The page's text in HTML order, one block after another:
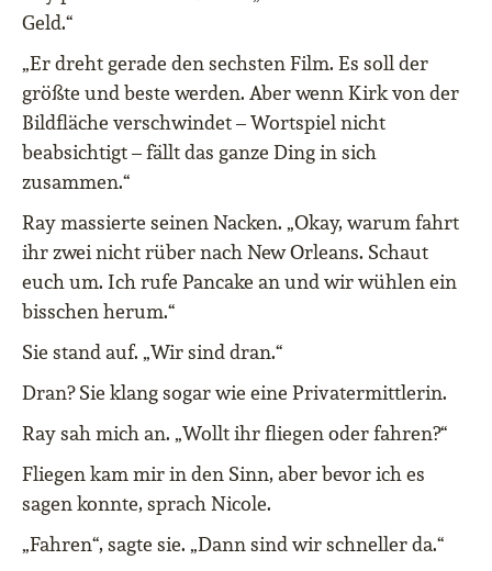
Geld.“
„Er dreht gerade den sechsten Film. Es soll der
größte und beste werden. Aber wenn Kirk von der
Bildfläche verschwindet – Wortspiel nicht
beabsichtigt – fällt das ganze Ding in sich
zusammen.“
Ray massierte seinen Nacken. „Okay, warum fahrt
ihr zwei nicht rüber nach New Orleans. Schaut
euch um. Ich rufe Pancake an und wir wühlen ein
bisschen herum.“
Sie stand auf. „Wir sind dran.“
Dran? Sie klang sogar wie eine Privatermittlerin.
Ray sah mich an. „Wollt ihr fliegen oder fahren?“
Fliegen kam mir in den Sinn, aber bevor ich es
sagen konnte, sprach Nicole.
„Fahren“, sagte sie. „Dann sind wir schneller da.“